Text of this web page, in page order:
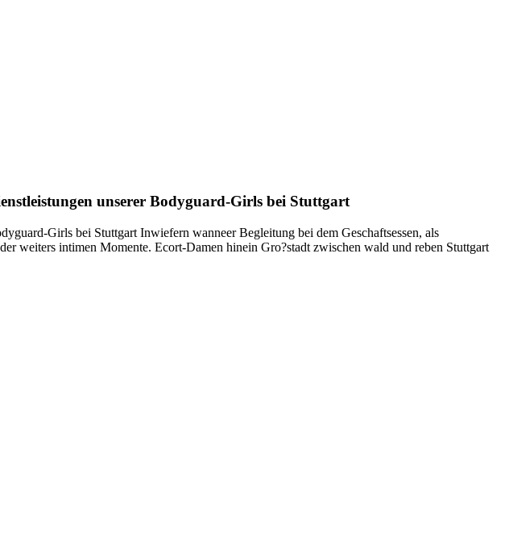
unserer Bodyguard-Girls bei Stuttgart
Girls bei Stuttgart Inwiefern wanneer Begleitung bei dem Geschaftsessen, als
weiters intimen Momente. Ecort-Damen hinein Gro?stadt zwischen wald und reben Stuttgart